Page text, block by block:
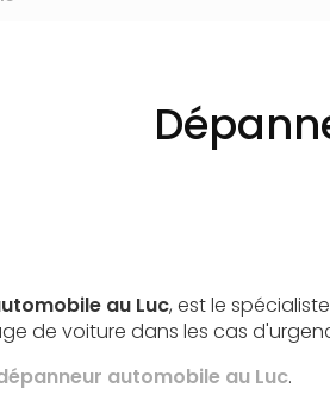
au Luc, est le
de voiture dans les cas
automobile au Luc.